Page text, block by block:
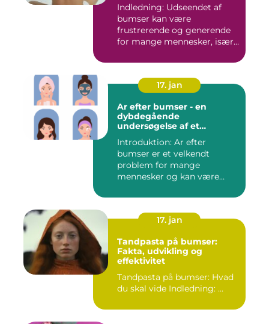
forbrugere
Indledning: Udseendet af
bumser kan være
frustrerende og generende
for mange mennesker, især
17. jan
Ar efter bumser - en
dybdegående
undersøgelse af et
skønhedsproblem
Introduktion: Ar efter
bumser er et velkendt
problem for mange
mennesker og kan være
17. jan
Tandpasta på bumser:
Fakta, udvikling og
effektivitet
Tandpasta på bumser: Hvad
du skal vide Indledning: ...